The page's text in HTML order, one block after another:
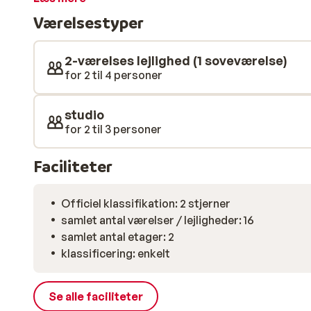
for maksimal komfort. I den ene ende af poolen er
hotellet er du nede på stranden. Sand, grus og
er der masser af udlejere af solsenge og parasoller.
de mange restauranter, der ligger spredt langs kysten.
Værelsestyper
2-værelses lejlighed (1 soveværelse)
for 2 til 4 personer
studio
for 2 til 3 personer
Faciliteter
Officiel klassifikation: 2 stjerner
samlet antal værelser / lejligheder: 16
samlet antal etager: 2
klassificering: enkelt
Se alle faciliteter